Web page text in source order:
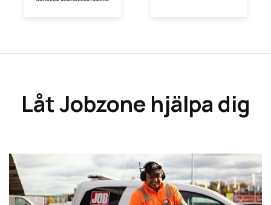
Låt Jobzone hjälpa dig